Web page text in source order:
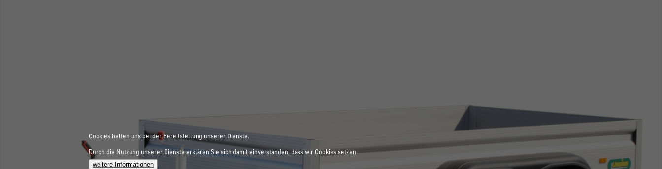
Cookies helfen uns bei der Bereitstellung unserer Dienste.
Durch die Nutzung unserer Dienste erklären Sie sich damit einverstanden, dass wir Cookies setzen.
weitere Informationen